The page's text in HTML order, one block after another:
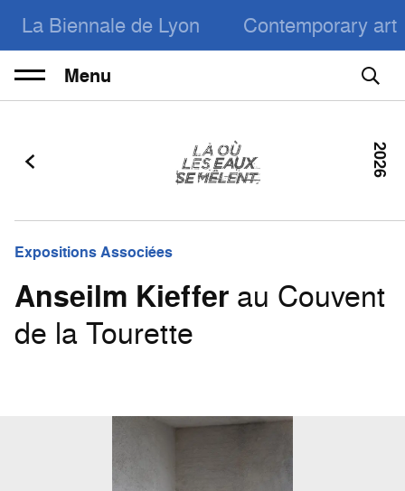
La Biennale de Lyon Contemporary art
Menu
Expositions Associées
Anseilm Kieffer au Couvent
de la Tourette
2026